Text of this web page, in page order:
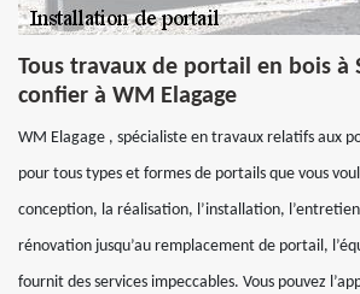
Tous travaux de portail en bois à
confier à WM Elagage
WM Elagage , spécialiste en travaux relatifs aux
pour tous types et formes de portails que vous
conception, la réalisation, l’installation,
rénovation jusqu’au remplacement de portail,
fournit des services impeccables. Vous pouvez